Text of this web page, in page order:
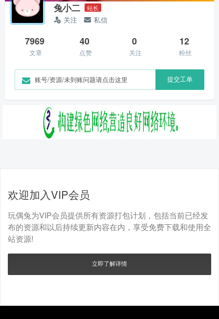
兔小二 站长
关注 私信
7969
文章
40
点赞
0
关注
12
粉丝
账号/资源/未到账问题请点击这里 提交工单
欢迎加入VIP会员
玩偶兔为VIP会员提供所有资源打包计划，包括当前已经发
布的资源和以后持续更新内容在内，享受免费下载和使用全
站资源!
立即了解详情